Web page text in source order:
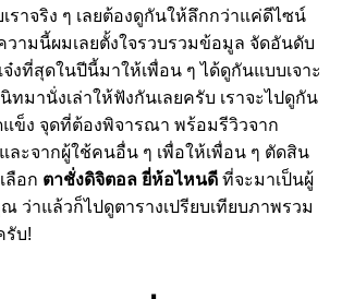
ราจริง ๆ เลยต้องดูกันให้ลึกกว่าแค่ดีไซน์
ามนี้ผมเลยตั้งใจรวบรวมข้อมูล จัดอันดับ
จ๋งที่สุดในปีนี้มาให้เพื่อน ๆ ได้ดูกันแบบเจาะ
ทมานั่งเล่าให้ฟังกันเลยครับ เราจะไปดูกัน
แข็ง จุดที่ต้องพิจารณา พร้อมรีวิวจาก
ละจากผู้ใช้คนอื่น ๆ เพื่อให้เพื่อน ๆ ตัดสิน
ลือก ตาชั่งดิจิตอล ยี่ห้อไหนดี ที่จะมาเป็นผู้
ว่าแล้วก็ไปดูตารางเปรียบเทียบภาพรวม
รับ!